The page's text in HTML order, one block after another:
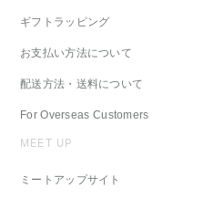
ギフトラッピング
お支払い方法について
配送方法・送料について
For Overseas Customers
MEET UP
ミートアップサイト